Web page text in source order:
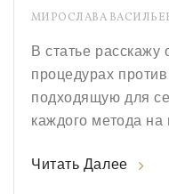
МИРОСЛАВА
В статье
процедурах
подходящую для
каждого метода на
Читать Далее